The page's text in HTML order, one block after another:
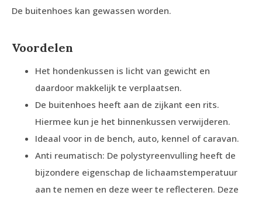
De buitenhoes kan gewassen worden.
Voordelen
Het hondenkussen is licht van gewicht en
daardoor makkelijk te verplaatsen.
De buitenhoes heeft aan de zijkant een rits.
Hiermee kun je het binnenkussen verwijderen.
Ideaal voor in de bench, auto, kennel of caravan.
Anti reumatisch: De polystyreenvulling heeft de
bijzondere eigenschap de lichaamstemperatuur
aan te nemen en deze weer te reflecteren. Deze